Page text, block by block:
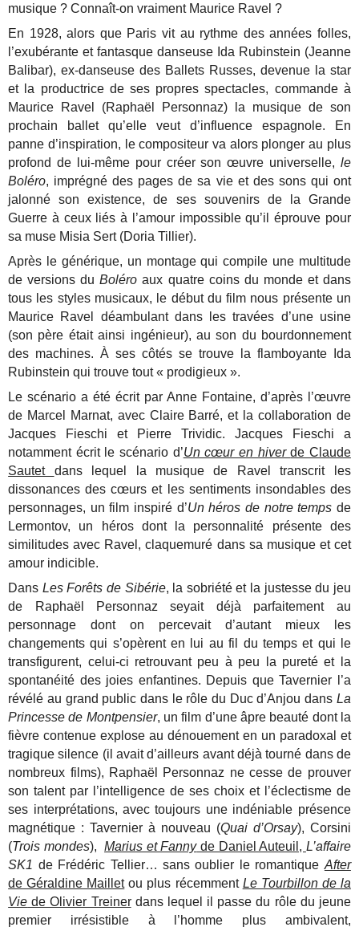
musique ? Connaît-on vraiment Maurice Ravel ?
En 1928, alors que Paris vit au rythme des années folles,
l’exubérante et fantasque danseuse Ida Rubinstein (Jeanne
Balibar), ex-danseuse des Ballets Russes, devenue la star
et la productrice de ses propres spectacles, commande à
Maurice Ravel (Raphaël Personnaz) la musique de son
prochain ballet qu’elle veut d’influence espagnole. En
panne d’inspiration, le compositeur va alors plonger au plus
profond de lui-même pour créer son œuvre universelle, le
Boléro, imprégné des pages de sa vie et des sons qui ont
jalonné son existence, de ses souvenirs de la Grande
Guerre à ceux liés à l’amour impossible qu’il éprouve pour
sa muse Misia Sert (Doria Tillier).
Après le générique, un montage qui compile une multitude
de versions duBoléro aux quatre coins du monde et dans
tous les styles musicaux, le début du film nous présente un
Maurice Ravel déambulant dans les travées d’une usine
(son père était ainsi ingénieur), au son du bourdonnement
des machines. À ses côtés se trouve la flamboyante Ida
Rubinstein qui trouve tout « prodigieux ».
Le scénario a été écrit par Anne Fontaine, d’après l’œuvre
de Marcel Marnat, avec Claire Barré, et la collaboration de
Jacques Fieschi et Pierre Trividic. Jacques Fieschi a
notamment écrit le scénario d’Un cœur en hiverde Claude
Sautet dans lequel la musique de Ravel transcrit les
dissonances des cœurs et les sentiments insondables des
personnages, un film inspiré d’Un héros de notre temps de
Lermontov, un héros dont la personnalité présente des
similitudes avec Ravel, claquemuré dans sa musique et cet
amour indicible.
Dans Les Forêts de Sibérie, la sobriété et la justesse du jeu
de Raphaël Personnaz seyait déjà parfaitement au
personnage dont on percevait d’autant mieux les
changements qui s’opèrent en lui au fil du temps et qui le
transfigurent, celui-ci retrouvant peu à peu la pureté et la
spontanéité des joies enfantines. Depuis que Tavernier l’a
révélé au grand public dans le rôle du Duc d’Anjou dans La
Princesse de Montpensier, un film d’une âpre beauté dont la
fièvre contenue explose au dénouement en un paradoxal et
tragique silence (il avait d’ailleurs avant déjà tourné dans de
nombreux films), Raphaël Personnaz ne cesse de prouver
son talent par l’intelligence de ses choix et l’éclectisme de
ses interprétations, avec toujours une indéniable présence
magnétique : Tavernier à nouveau (Quai d’Orsay), Corsini
(Trois mondes),Marius et Fannyde Daniel Auteuil, L’affaire
SK1 de Frédéric Tellier… sans oublier le romantique After
de Géraldine Mailletou plus récemment Le Tourbillon de la
Vie de Olivier Treinerdans lequel il passe du rôle du jeune
premier irrésistible à l’homme plus ambivalent,